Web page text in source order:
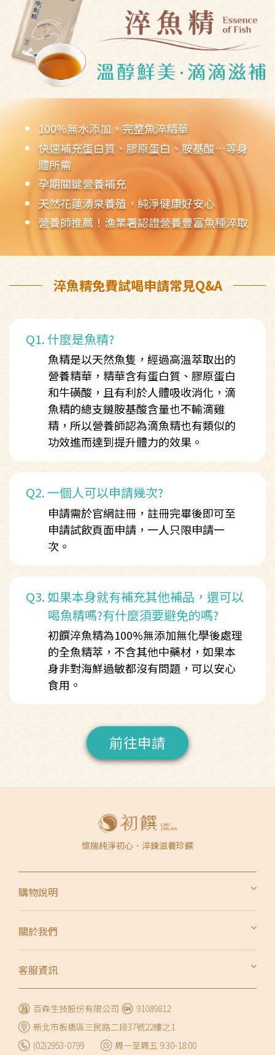
100%無水添加，完整魚淬精華
快速補充蛋白質、膠原蛋白、胺基酸…等身
體所需
孕期關鍵營養補充
天然花蓮湧泉養殖，純淨健康好安心
營養師推薦！漁業署認證營養豐富魚種淬取
淬魚精免費試喝申請常見Q&A
Q1. 什麼是魚精?
魚精是以天然魚隻，經過高溫萃取出的
營養精華，精華含有蛋白質、膠原蛋白
和牛磺酸，且有利於人體吸收消化，滴
魚精的總支鏈胺基酸含量也不輸滴雞
精，所以營養師認為滴魚精也有類似的
功效進而達到提升體力的效果。
Q2.一個人可以申請幾次?
申請需於官網註冊，註冊完畢後即可至
申請試飲頁面申請，一人只限申請一
次。
Q3.如果本身就有補充其他補品，還可以
喝魚精嗎?有什麼須要避免的嗎?
初饌淬魚精為100%無添加無化學後處理
的全魚精萃，不含其他中藥材，如果本
身非對海鮮過敏都沒有問題，可以安心
食用。
前往申請
懷揣純淨初心．淬鍊滋養珍饌
購物說明
會員權利與義務
會員隱私權條款
關於我們
品牌故事
鯛魚精營養
客服資訊
常見問題
聯絡我們
百森生技股份有限公司
91089812
新北市板橋區三民路二段37號22樓之1
(02)2953-0799
周一至周五 9:30-18:00